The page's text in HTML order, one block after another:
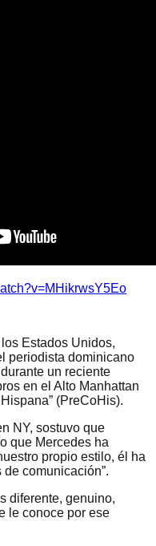
Estados Unidos,
periodista dominicano
un reciente
en el Alto Manhattan
(PreCoHis).
NY, sostuvo que
que Mercedes ha
propio estilo, él ha
comunicación”.
diferente, genuino,
le conoce por ese